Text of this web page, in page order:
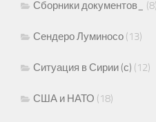
Сборники документов_ (8)
Сендеро Луминосо (13)
Ситуация в Сирии (с) (12)
США и НАТО (18)